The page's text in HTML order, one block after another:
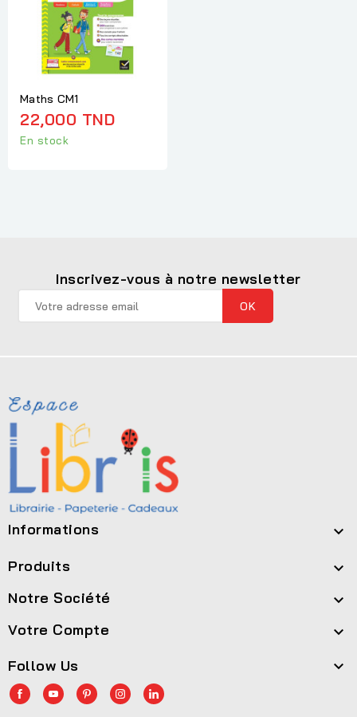
Maths CM1
22,000 TND
En stock
Inscrivez-vous à notre newsletter
Informations 
Produits 
Notre Société 
Votre Compte 
Follow Us 